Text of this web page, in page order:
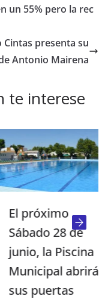
un 55% pero la rec
Cintas presenta su
Antonio Mairena
te interese
El próximo
Sábado 28 de
junio, la Piscina
Municipal abrirá
sus puertas